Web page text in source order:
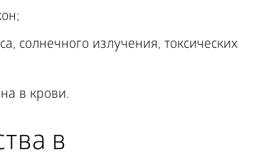
солнечного излучения, токсических
в крови.
в